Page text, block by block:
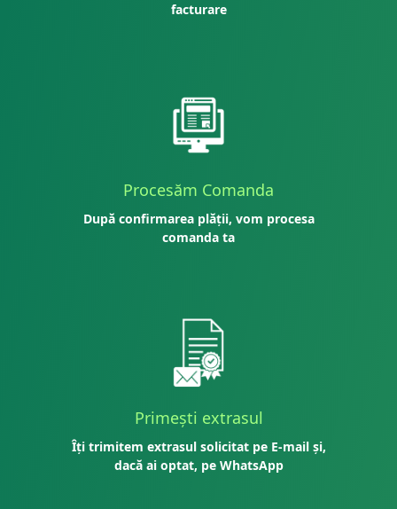
facturare
Procesăm Comanda
După confirmarea plății, vom procesa
comanda ta
Primești extrasul
Îți trimitem extrasul solicitat pe E-mail și,
dacă ai optat, pe WhatsApp